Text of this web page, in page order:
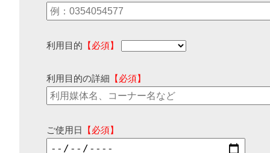
利用目的 【必須】
利用目的の詳細 【必須】
ご使用日 【必須】